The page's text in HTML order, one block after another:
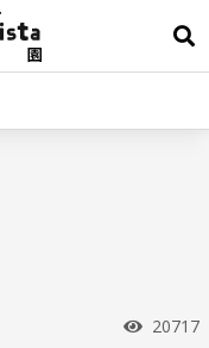
展
瀏覽次
20717